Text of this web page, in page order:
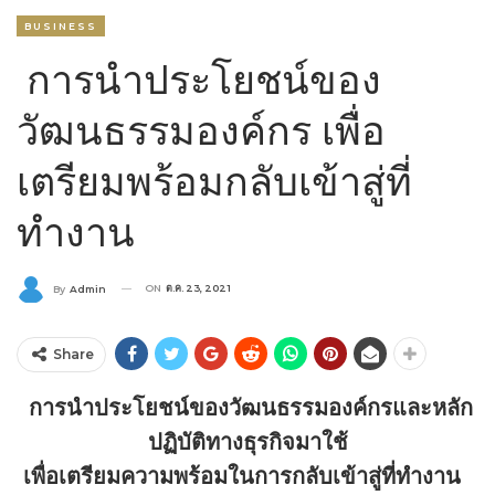
BUSINESS
การนำประโยชน์ของ
วัฒนธรรมองค์กร เพื่อ
เตรียมพร้อมกลับเข้าสู่ที่
ทำงาน
By Admin ON ต.ค. 23, 2021
Share
การนำประโยชน์ของวัฒนธรรมองค์กรและหลัก
ปฏิบัติทางธุรกิจมาใช้
เพื่อเตรียมความพร้อมในการกลับเข้าสู่ที่ทำงาน